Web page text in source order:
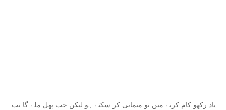
یاد رکھو کام کرنے میں تو منمانی کر سکتے ہو لیکن جب پھل ملے گا تب